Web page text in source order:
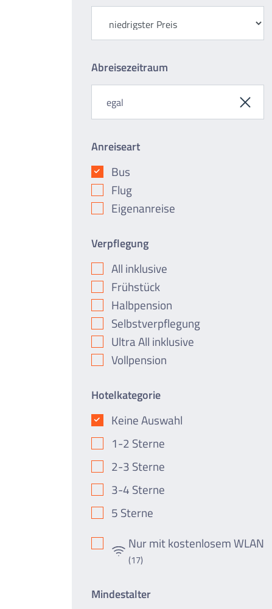
Abreisezeitraum
Anreiseart
Bus
Flug
Eigenanreise
Verpflegung
All inklusive
Frühstück
Halbpension
Selbstverpflegung
Ultra All inklusive
Vollpension
Hotelkategorie
Keine Auswahl
1-2 Sterne
2-3 Sterne
3-4 Sterne
5 Sterne
Nur mit kostenlosem WLAN
(17)
Mindestalter